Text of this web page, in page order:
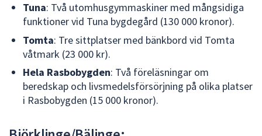
Tuna: Två utomhusgymmaskiner med mångsidiga
funktioner vid Tuna bygdegård (130 000 kronor).
Tomta: Tre sittplatser med bänkbord vid Tomta
våtmark (23 000 kr).
Hela Rasbobygden: Två föreläsningar om
beredskap och livsmedelsförsörjning på olika platser
i Rasbobygden (15 000 kronor).